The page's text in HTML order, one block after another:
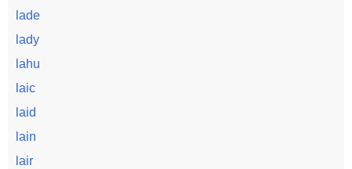
lade
lady
lahu
laic
laid
lain
lair